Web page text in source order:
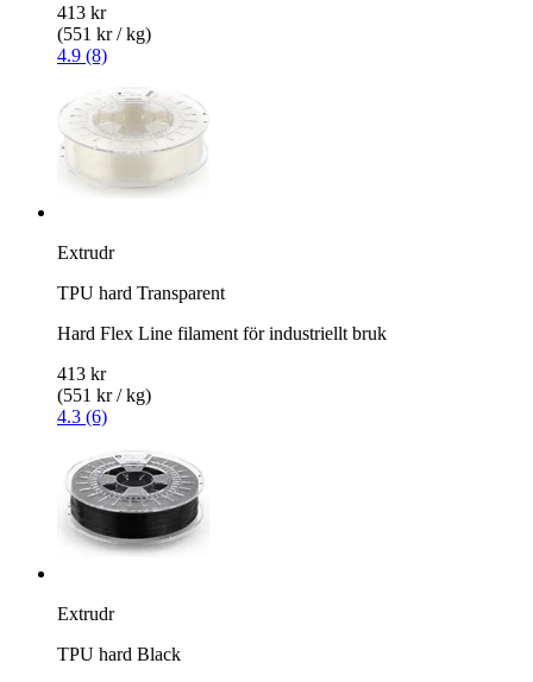
413 kr
(551 kr / kg)
4.9 (8)
Extrudr
TPU hard Transparent
Hard Flex Line filament för industriellt bruk
413 kr
(551 kr / kg)
4.3 (6)
Extrudr
TPU hard Black